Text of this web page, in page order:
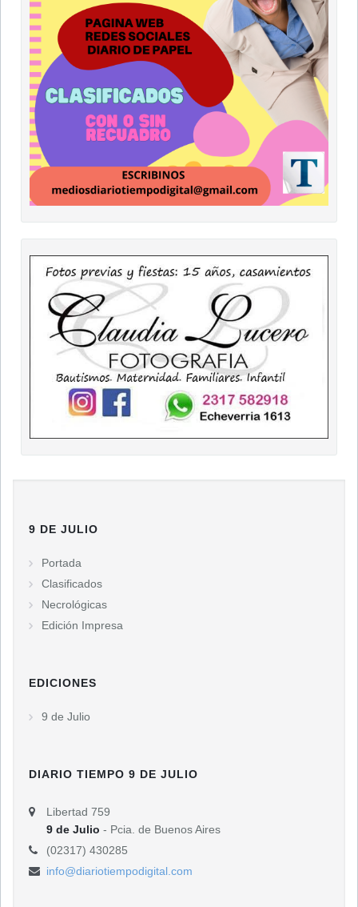
9 DE JULIO
Portada
Clasificados
Necrológicas
Edición Impresa
EDICIONES
9 de Julio
DIARIO TIEMPO 9 DE JULIO
Libertad 759
9 de Julio - Pcia. de Buenos Aires
(02317) 430285
info@diariotiempodigital.com